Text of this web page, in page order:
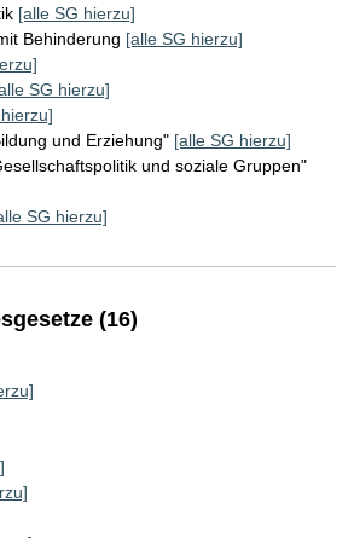
[alle SG hierzu]
Behinderung [alle SG hierzu]
SG hierzu]
und Erziehung" [alle SG hierzu]
und soziale Gruppen"
SG hierzu]
(16)